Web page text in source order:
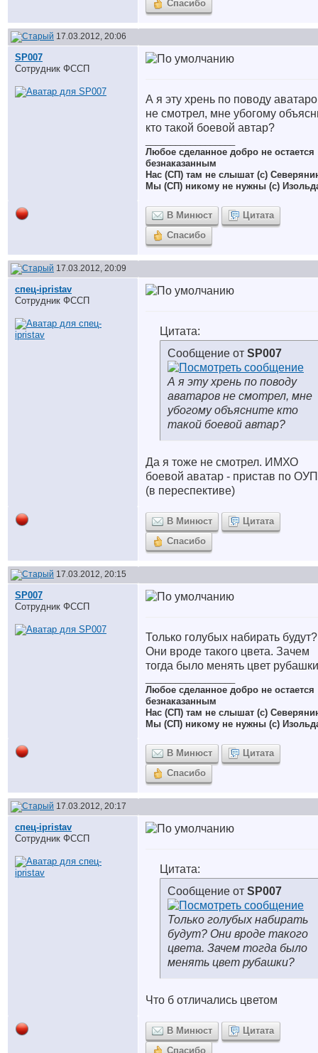
Спасибо
17.03.2012, 20:06
SP007
Сотрудник ФССП
А я эту хрень по поводу
не смотрел, мне убогому
кто такой боевой автар?
Любое сделанное добро не остается
безнаказанным
Нас (СП) там не слышат (с)
Мы (СП) никому не нужны (с)
В Минюст
Цитата
Спасибо
17.03.2012, 20:09
спец-ipristav
Сотрудник ФССП
Цитата:
Сообщение от SP007
А я эту хрень по поводу
аватаров не смотрел, мне
убогому объясните кто
такой боевой автар?
Да я тоже не смотрел. ИМХО
боевой аватар - пристав по
(в переспективе)
В Минюст
Цитата
Спасибо
17.03.2012, 20:15
SP007
Сотрудник ФССП
Только голубых набирать будут?
Они вроде такого цвета. Зачем
тогда было менять цвет
Любое сделанное добро не остается
безнаказанным
Нас (СП) там не слышат (с)
Мы (СП) никому не нужны (с)
В Минюст
Цитата
Спасибо
17.03.2012, 20:17
спец-ipristav
Сотрудник ФССП
Цитата:
Сообщение от SP007
Только голубых набирать
будут? Они вроде такого
цвета. Зачем тогда было
менять цвет рубашки?
Что б отличались цветом
В Минюст
Цитата
Спасибо